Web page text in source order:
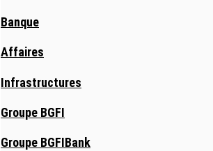
Banque
Affaires
Infrastructures
Groupe BGFI
Groupe BGFIBank